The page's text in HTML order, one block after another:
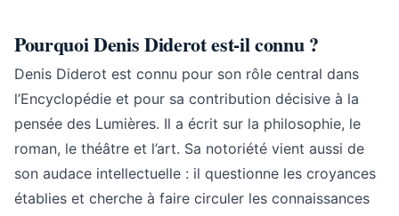
Pourquoi Denis Diderot est-il connu ?
Denis Diderot est connu pour son rôle central dans
l’Encyclopédie et pour sa contribution décisive à la
pensée des Lumières. Il a écrit sur la philosophie, le
roman, le théâtre et l’art. Sa notoriété vient aussi de
son audace intellectuelle : il questionne les croyances
établies et cherche à faire circuler les connaissances